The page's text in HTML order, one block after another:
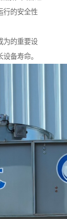
行的安全性
为的重要设
备寿命。